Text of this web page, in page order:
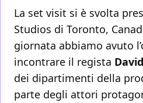
La set visit si è svolta
Studios di Toronto,
giornata abbiamo avuto
incontrare il regista
dei dipartimenti della
parte degli attori